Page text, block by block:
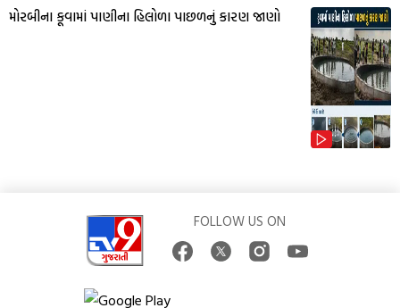
મોરબીના કૂવામાં પાણીના હિલોળા પાછળનું કારણ જાણો
FOLLOW US ON